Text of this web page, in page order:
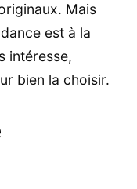
Mais
est à la
intéresse,
bien la choisir.